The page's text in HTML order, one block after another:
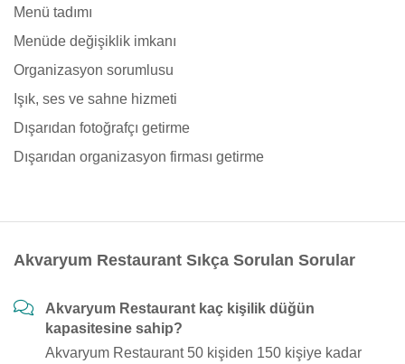
Menü tadımı
Menüde değişiklik imkanı
Organizasyon sorumlusu
Işık, ses ve sahne hizmeti
Dışarıdan fotoğrafçı getirme
Dışarıdan organizasyon firması getirme
Akvaryum Restaurant Sıkça Sorulan Sorular
Akvaryum Restaurant kaç kişilik düğün
kapasitesine sahip?
Akvaryum Restaurant 50 kişiden 150 kişiye kadar